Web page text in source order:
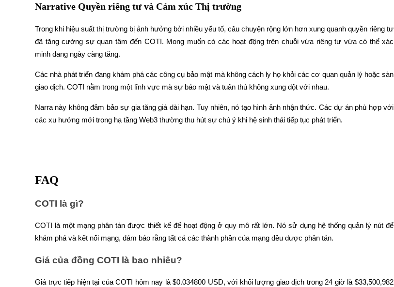
Power Piggy
Narrative Quyền riêng tư và Cảm xúc Thị trường
Trong khi hiệu suất thị trường bị ảnh hưởng bởi nhiều yếu tố, câu chuyện rộng lớn hơn xung quanh quyền riêng tư
đã tăng cường sự quan tâm đến COTI. Mong muốn có các hoạt động trên chuỗi vừa riêng tư vừa có thể xác
minh đang ngày càng tăng.
Các nhà phát triển đang khám phá các công cụ bảo mật mà không cách ly họ khỏi các cơ quan quản lý hoặc sàn
giao dịch. COTI nằm trong một lĩnh vực mà sự bảo mật và tuân thủ không xung đột với nhau.
Narra này không đảm bảo sự gia tăng giá dài hạn. Tuy nhiên, nó tạo hình ảnh nhận thức. Các dự án phù hợp với
các xu hướng mới trong hạ tầng Web3 thường thu hút sự chú ý khi hệ sinh thái tiếp tục phát triển.
FAQ
COTI là gì?
COTI là một mạng phân tán được thiết kế để hoạt động ở quy mô rất lớn. Nó sử dụng hệ thống quản lý nút để
khám phá và kết nối mạng, đảm bảo rằng tất cả các thành phần của mạng đều được phân tán.
Giá của đồng COTI là bao nhiêu?
Giá trực tiếp hiện tại của COTI hôm nay là $0.034800 USD, với khối lượng giao dịch trong 24 giờ là $33,500,982